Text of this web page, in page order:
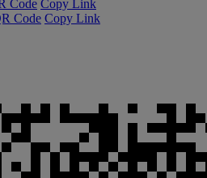
Code Copy Link
Code Copy Link